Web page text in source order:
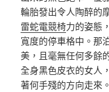
輪胎發出令人陶醉的
雷蛇電競椅力的姿態
寬度的停車格中。那
美，且毫無任何多餘
全身黑色皮衣的女人
著何手殘的方向走來